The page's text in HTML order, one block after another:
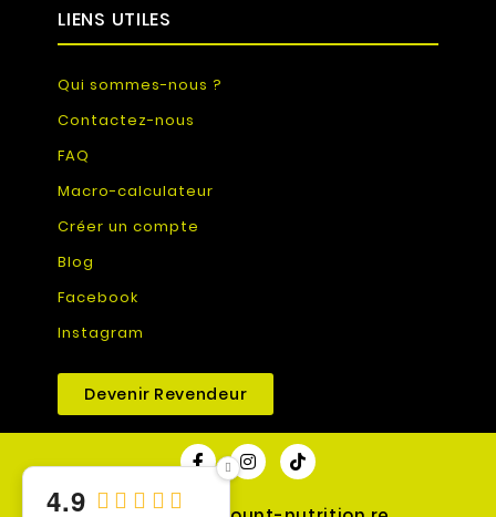
4.9
LIENS UTILES
Qui sommes-nous ?
Contactez-nous
FAQ
Macro-calculateur
Créer un compte
Blog
Facebook
Instagram
Devenir Revendeur